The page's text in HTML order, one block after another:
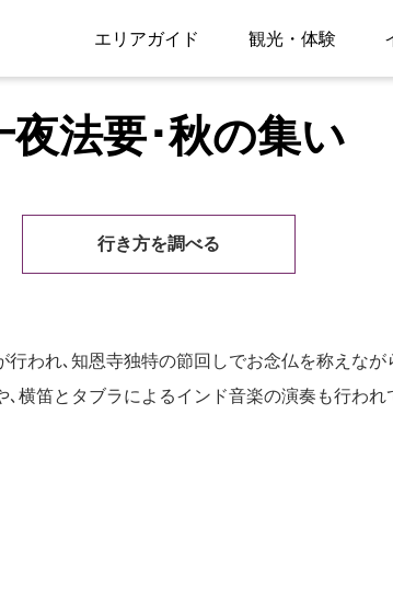
エリアガイド 観光・体験
夜法要･秋の集い
行き方を調べる
われ､知恩寺独特の節回しでお念仏を称えな
横笛とタブラによるインド音楽の演奏も行われ